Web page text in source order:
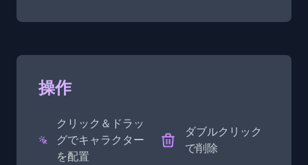
操作
クリック＆ドラッ
グでキャラクター
を配置
ダブルクリック
で削除